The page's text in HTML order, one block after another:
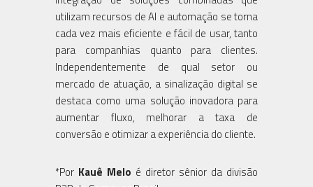
utilizam recursos de AI e automação se torna
cada vez mais eficiente e fácil de usar, tanto
para companhias quanto para clientes.
Independentemente de qual setor ou
mercado de atuação, a sinalização digital se
destaca como uma solução inovadora para
aumentar fluxo, melhorar a taxa de
conversão e otimizar a experiência do cliente.
*Por Kauê Melo é diretor sênior da divisão